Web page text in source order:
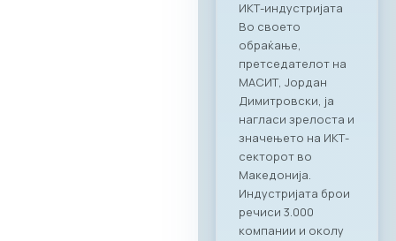
капацитетите и
професионалност
а на Ragusa Group –
лидер во областа
на организација на
корпоративни
настани и
гостопримство.
„Овој настан
потврди дека
најдобрите идеи и
стратешки
партнерства се